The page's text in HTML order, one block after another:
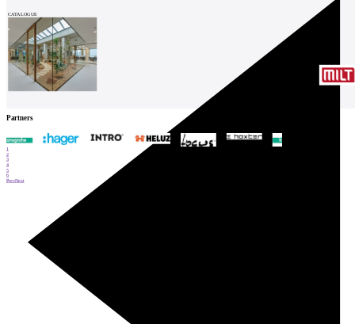
CATALOGUE
Partners
1
2
3
4
5
6
PrevNext